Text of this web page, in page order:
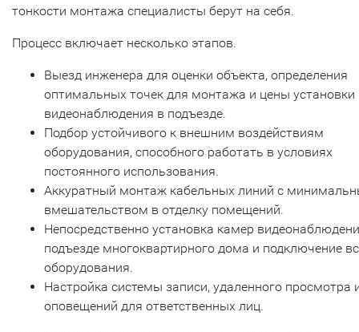
тонкости монтажа специалисты берут на себя.
Процесс включает несколько этапов.
Выезд инженера для оценки объекта, определения
оптимальных точек для монтажа и цены установки
видеонаблюдения в подъезде.
Подбор устойчивого к внешним воздействиям
оборудования, способного работать в условиях
постоянного использования.
Аккуратный монтаж кабельных линий с
вмешательством в отделку помещений.
Непосредственно установка камер
подъезде многоквартирного дома и подключение
оборудования.
Настройка системы записи, удаленного просмотра
оповещений для ответственных лиц.